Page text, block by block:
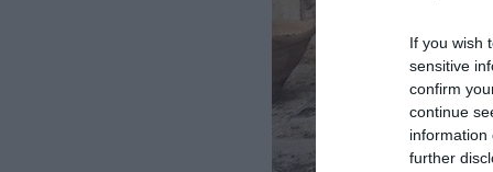
If you wish
sensitive
confirm
continue
information
further